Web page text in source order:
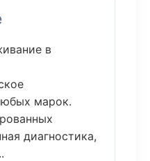
в
марок.
диагностика,